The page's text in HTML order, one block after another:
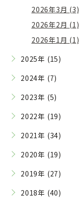
2026年3月 (3)
2026年2月 (1)
2026年1月 (1)
2025年 (15)
2024年 (7)
2023年 (5)
2022年 (19)
2021年 (34)
2020年 (19)
2019年 (27)
2018年 (40)